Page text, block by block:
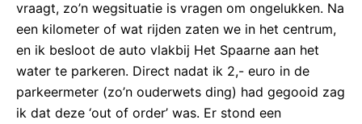
vraagt, zo’n wegsituatie is vragen om ongelukken. Na
een kilometer of wat rijden zaten we in het centrum,
en ik besloot de auto vlakbij Het Spaarne aan het
water te parkeren. Direct nadat ik 2,- euro in de
parkeermeter (zo’n ouderwets ding) had gegooid zag
ik dat deze ‘out of order’ was. Er stond een